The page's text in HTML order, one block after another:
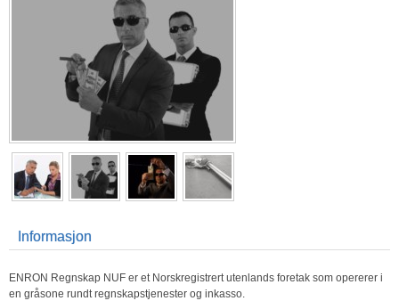
Informasjon
ENRON Regnskap NUF er et Norskregistrert utenlands foretak som opererer i
en gråsone rundt regnskapstjenester og inkasso.